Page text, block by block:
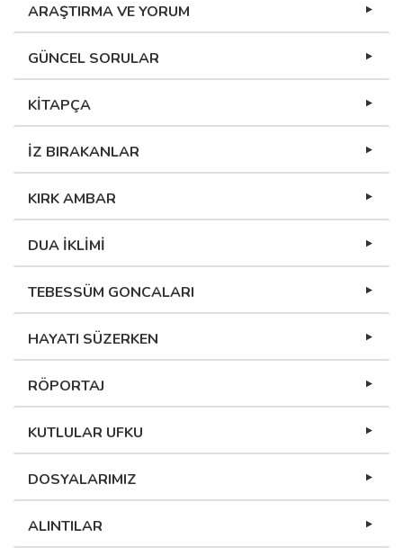
ARAŞTIRMA VE YORUM
GÜNCEL SORULAR
KİTAPÇA
İZ BIRAKANLAR
KIRK AMBAR
DUA İKLİMİ
TEBESSÜM GONCALARI
HAYATI SÜZERKEN
RÖPORTAJ
KUTLULAR UFKU
DOSYALARIMIZ
ALINTILAR